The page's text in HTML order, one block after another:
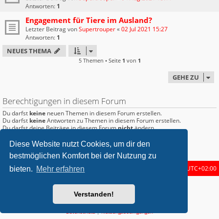
Diese Website nutzt Cookies, um dir den
bestmöglichen Komfort bei der Nutzung zu
bieten. Mehr erfahren
Verstanden!
Antworten: 1
Engagement für Tiere im Ausland?
Letzter Beitrag vonSupertrouper«02 Jul 2021 15:27
Antworten: 1
NEUES THEMA
5 Themen • Seite 1 von 1
GEHE ZU
Berechtigungen in diesem Forum
Du darfst keine neuen Themen in diesem Forum erstellen.
Du darfst keineAntworten zu Themen in diesem Forum erstellen.
Du darfst deine Beiträge in diesem Forumnichtändern.
Du darfstkeineDateianhänge in diesem Forum erstellen.
Startseite Foren-Übersicht UTC+02:00
metrolike style byEric SeguinUpdated for phpBB3.2 by
Powered byphpBB® Forum Software © phpBB Limited
Deutsche Übersetzung durchphpBB.de
Datenschutz|Nutzungsbedingungen